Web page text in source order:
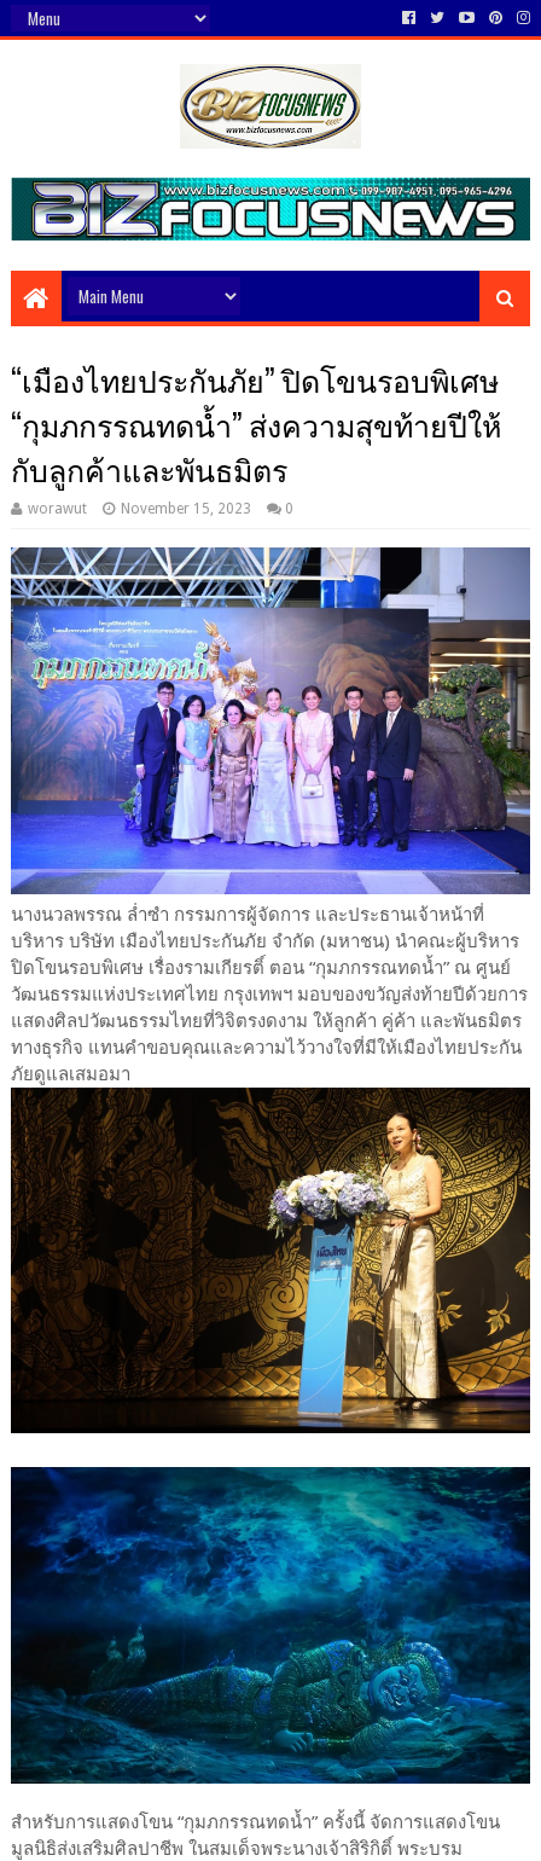
“เมืองไทยประกันภัย” ปิดโขนรอบพิเศษ
“กุมภกรรณทดน้ำ” ส่งความสุขท้ายปีให้
กับลูกค้าและพันธมิตร
worawut November 15, 2023 0
นางนวลพรรณ ล่ำซำ กรรมการผู้จัดการ และประธานเจ้าหน้าที่
บริหาร บริษัท เมืองไทยประกันภัย จำกัด (มหาชน) นำคณะผู้บริหาร
ปิดโขนรอบพิเศษ เรื่องรามเกียรติ์ ตอน “กุมภกรรณทดน้ำ” ณ ศูนย์
วัฒนธรรมแห่งประเทศไทย กรุงเทพฯ มอบของขวัญส่งท้ายปีด้วยการ
แสดงศิลปวัฒนธรรมไทยที่วิจิตรงดงาม ให้ลูกค้า คู่ค้า และพันธมิตร
ทางธุรกิจ แทนคำขอบคุณและความไว้วางใจที่มีให้เมืองไทยประกัน
ภัยดูแลเสมอมา
สำหรับการแสดงโขน “กุมภกรรณทดน้ำ” ครั้งนี้ จัดการแสดงโขน
มูลนิธิส่งเสริมศิลปาชีพ ในสมเด็จพระนางเจ้าสิริกิติ์ พระบรม